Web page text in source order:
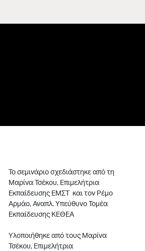
Το σεμινάριο σχεδιάστηκε από τη
Μαρίνα Τσέκου, Επιμελήτρια
Εκπαίδευσης ΕΜΣΤ και τον Ρέμο
Αρμάο, Αναπλ. Υπεύθυνο Τομέα
Εκπαίδευσης ΚΕΘΕΑ
Υλοποιήθηκε από τους Μαρίνα
Τσέκου, Επιμελήτρια